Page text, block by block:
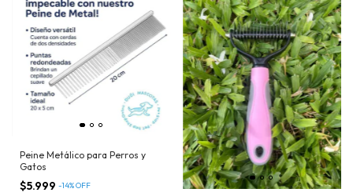
Peine Metálico para Perros y
Gatos
$5.999 -14%OFF